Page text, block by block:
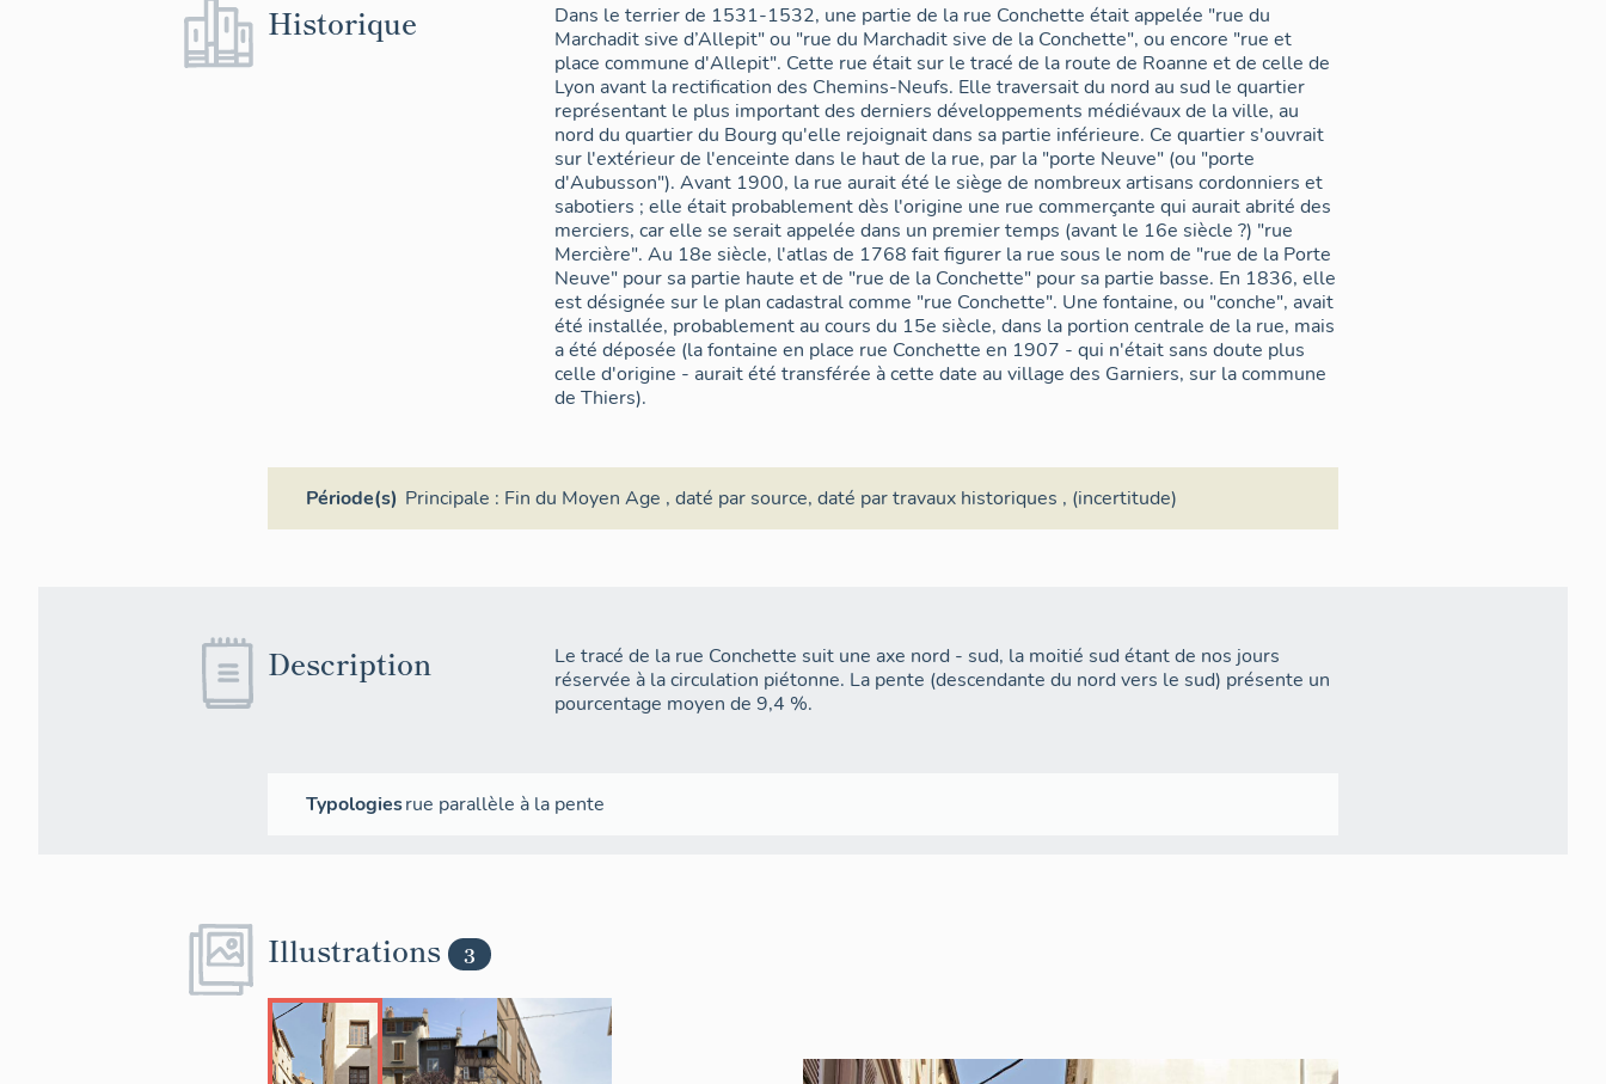
Historique
Dans le terrier de 1531-1532, une partie de la rue Conchette était appelée "rue du
Marchadit sive d’Allepit" ou "rue du Marchadit sive de la Conchette", ou encore "rue et
place commune d'Allepit". Cette rue était sur le tracé de la route de Roanne et de celle de
Lyon avant la rectification des Chemins-Neufs. Elle traversait du nord au sud le quartier
représentant le plus important des derniers développements médiévaux de la ville, au
nord du quartier du Bourg qu'elle rejoignait dans sa partie inférieure. Ce quartier s'ouvrait
sur l'extérieur de l'enceinte dans le haut de la rue, par la "porte Neuve" (ou "porte
d'Aubusson"). Avant 1900, la rue aurait été le siège de nombreux artisans cordonniers et
sabotiers ; elle était probablement dès l'origine une rue commerçante qui aurait abrité des
merciers, car elle se serait appelée dans un premier temps (avant le 16e siècle ?) "rue
Mercière". Au 18e siècle, l'atlas de 1768 fait figurer la rue sous le nom de "rue de la Porte
Neuve" pour sa partie haute et de "rue de la Conchette" pour sa partie basse. En 1836, elle
est désignée sur le plan cadastral comme "rue Conchette". Une fontaine, ou "conche", avait
été installée, probablement au cours du 15e siècle, dans la portion centrale de la rue, mais
a été déposée (la fontaine en place rue Conchette en 1907 - qui n'était sans doute plus
celle d'origine - aurait été transférée à cette date au village des Garniers, sur la commune
de Thiers).
Période(s) Principale : Fin du Moyen Age ,daté par source,daté par travaux historiques , (incertitude)
Description
Le tracé de la rue Conchette suit une axe nord - sud, la moitié sud étant de nos jours
réservée à la circulation piétonne. La pente (descendante du nord vers le sud) présente un
pourcentage moyen de 9,4 %.
Typologiesrue parallèle à la pente
Illustrations 3